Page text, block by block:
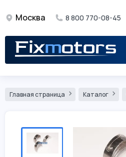
Москва 8 800 770-08-45
Главная страница Каталог